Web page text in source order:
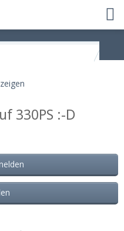
330PS :-D